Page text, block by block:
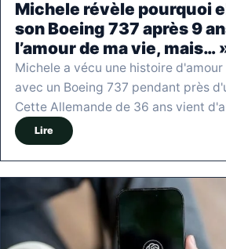
Michele révèle pourquoi
son Boeing 737 après 9
l’amour de ma vie, mais…
Michele a vécu une histoire
avec un Boeing 737 pendant près
Cette Allemande de 36 ans vient
Lire